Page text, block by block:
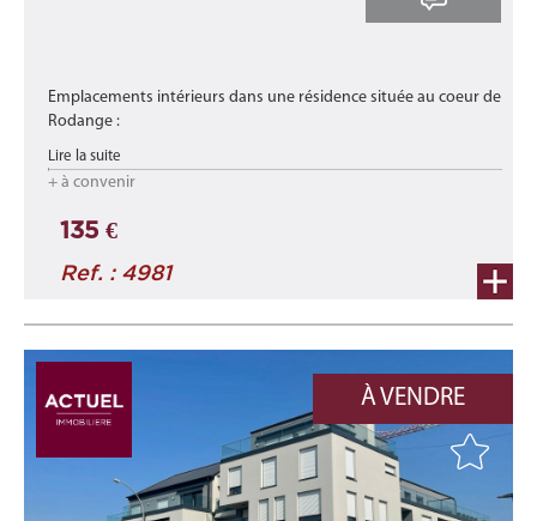
Emplacements intérieurs dans une résidence située au coeur de
Rodange :
- n° 2 (lot 002) - EI/Cave
- n° 4 (lot 004) - EI/Cave
- n° 11 (lot 011) - EI/Cave ...
Lire la suite
+ à convenir
135 €
Ref. : 4981
À VENDRE